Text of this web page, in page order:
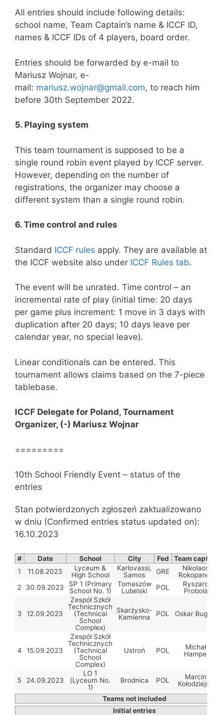
All entries should include following details:
school name, Team Captain’s name & ICCF ID,
names & ICCF IDs of 4 players, board order.
Entries should be forwarded by e-mail to
Mariusz Wojnar, e-
mail: mariusz.wojnar@gmail.com, to reach him
before 30th September 2022.
5. Playing system
This team tournament is supposed to be a
single round robin event played by ICCF server.
However, depending on the number of
registrations, the organizer may choose a
different system than a single round robin.
6. Time control and rules
Standard ICCF rules apply. They are available at
the ICCF website also under ICCF Rules tab.
The event will be unrated. Time control – an
incremental rate of play (initial time: 20 days
per game plus increment: 1 move in 3 days with
duplication after 20 days; 10 days leave per
calendar year, no special leave).
Linear conditionals can be entered. This
tournament allows claims based on the 7-piece
tablebase.
ICCF Delegate for Poland, Tournament
Organizer, (-) Mariusz Wojnar
=========
10th School Friendly Event – status of the
entries
Stan potwierdzonych zgłoszeń zaktualizowano
w dniu (Confirmed entries status updated on):
16.10.2023
# Date School City Fed
Team captain
1
11.08.2023
Lyceum &
High School
Karlovassi,
Samos
GRE
Nikolaos
Rokopanos
2
30.09.2023
SP 1 (Primary
School No. 1)
Tomaszów
Lubelski
POL
Ryszard
Probola
3 12.09.2023
Zespół Szkół
Technicznych
(Technical
School
Complex)
Skarżysko-
Kamienna
POL Oskar Bugała
4 15.09.2023
Zespół Szkół
Technicznych
(Technical
School
Complex)
Ustroń POL
Michał
Hampel
5 24.09.2023
LO 1
(Lyceum No.
1)
Brodnica POL
Marcin
Kołodziejski
Teams not included
Initial entries